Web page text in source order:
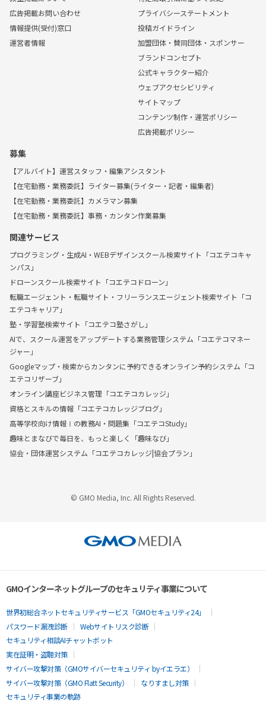
広告掲載お問い合わせ
情報提供(受付)窓口
運営者情報
プライバシーステートメント
投稿ガイドライン
加盟団体・賛同団体・スポンサー
ブランドコンセプト
公式キャラクター紹介
ウェブアクセシビリティ
サイトマップ
コンテンツ制作・運営ポリシー
広告掲載ポリシー
募集
【アルバイト】運営スタッフ・編集アシスタント
【在宅勤務・業務委託】ライター募集(ライター・記者・編集者)
【在宅勤務・業務委託】カメラマン募集
【在宅勤務・業務委託】事務・カンタン作業募集
関連サービス
プログラミング・生成AI・WEBデザインスクール検索サイト「コエテコキャ
ンパス」
ドローンスクール検索サイト「コエテコドローン」
転職エージェント・転職サイト・フリーランスエージェント検索サイト「コ
エテコキャリア」
塾・学習塾検索サイト「コエテコ塾さがし」
AIで、スクール運営をアップデートする業務管理システム「コエテコマネー
ジャー」
Googleマップ・検索からカンタンに予約できるオンライン予約システム「コ
エテコリザーブ」
オンライン講座ビジネス管理「コエテコカレッジ」
資格とスキルの情報「コエテコカレッジブログ」
高等学校向け情報Ⅰの教務AI・問題集「コエテコStudy」
趣味とまなびで毎日を、もっと楽しく「趣味なび」
協会・団体運営システム「コエテコカレッジ|協会プラン」
© GMO Media, Inc. All Rights Reserved.
GMOインターネットグループのセキュリティ事業について
世界初総合ネットセキュリティサービス「GMOセキュリティ24」
パスワード漏洩診断
Webサイトリスク診断
セキュリティ相談AIチャットボット
実在証明・盗聴対策
サイバー攻撃対策（GMOサイバーセキュリティ byイエラエ）
サイバー攻撃対策（GMO Flatt Security）
なりすまし対策
セキュリティ事業の軌跡